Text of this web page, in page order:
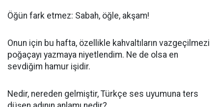
Öğün fark etmez: Sabah, öğle, akşam!
Onun için bu hafta, özellikle kahvaltıların vazgeçilmezi
poğaçayı yazmaya niyetlendim. Ne de olsa en
sevdiğim hamur işidir.
Nedir, nereden gelmiştir, Türkçe ses uyumuna ters